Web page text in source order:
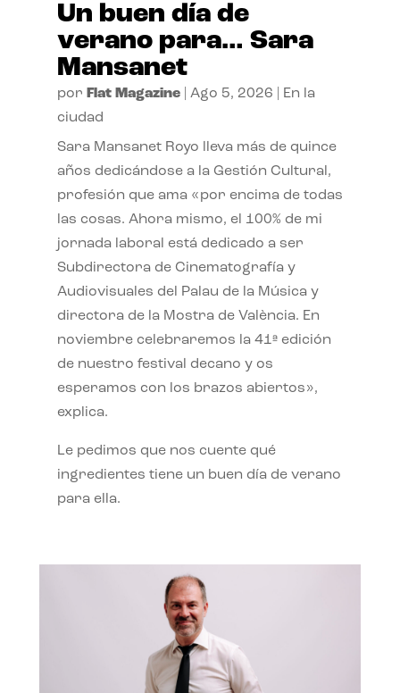
Un buen día de
verano para… Sara
Mansanet
por Flat Magazine| Ago 5, 2026
En la
ciudad
Sara Mansanet Royo lleva más de quince
años dedicándose a la Gestión Cultural,
profesión que ama «por encima de todas
las cosas. Ahora mismo, el 100% de mi
jornada laboral está dedicado a ser
Subdirectora de Cinematografía y
Audiovisuales del Palau de la Música y
directora de la Mostra de València. En
noviembre celebraremos la 41ª edición
de nuestro festival decano y os
esperamos con los brazos abiertos»,
explica.
Le pedimos que nos cuente qué
ingredientes tiene un buen día de verano
para ella.